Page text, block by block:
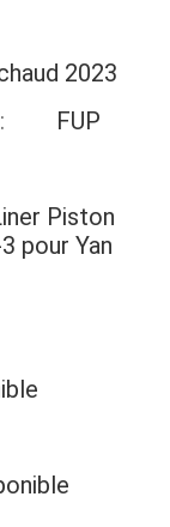
2023
FUP
Piston
pour Yan